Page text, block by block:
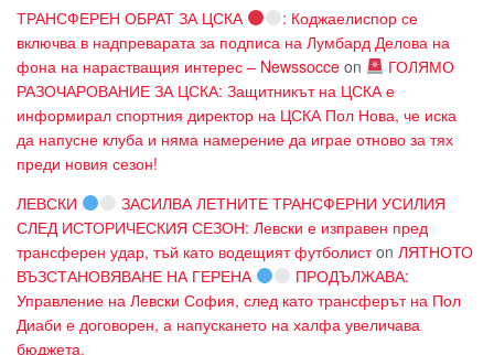
ТРАНСФЕРЕН ОБРАТ ЗА ЦСКА
: Коджаелиспор се
включва в надпреварата за подписа на Лумбард Делова на
фона на нарастващия интерес – Newssocce on
ГОЛЯМО
РАЗОЧАРОВАНИЕ ЗА ЦСКА: Защитникът на ЦСКА е
информирал спортния директор на ЦСКА Пол Нова, че иска
да напусне клуба и няма намерение да играе отново за тях
преди новия сезон!
ЛЕВСКИ
ЗАСИЛВА ЛЕТНИТЕ ТРАНСФЕРНИ УСИЛИЯ
СЛЕД ИСТОРИЧЕСКИЯ СЕЗОН: Левски е изправен пред
трансферен удар, тъй като водещият футболистon ЛЯТНОТО
ВЪЗСТАНОВЯВАНЕ НА ГЕРЕНА
ПРОДЪЛЖАВА:
Управление на Левски София, след като трансферът на Пол
Диаби е договорен, а напускането на халфа увеличава
бюджета.